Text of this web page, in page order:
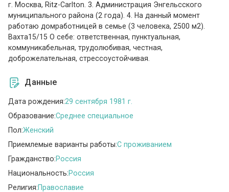
г. Москва, Ritz-Carlton. 3. Администрация Энгельсского
муниципального района (2 года). 4. На данный момент
работаю домработницей в семье (3 человека, 2500 м2).
Вахта15/15 О себе: ответственная, пунктуальная,
коммуникабельная, трудолюбивая, честная,
доброжелательная, стрессоустойчивая.
Данные
Дата рождения:29 сентября 1981 г.
Образование:Среднее специальное
Пол:Женский
Приемлемые варианты работы:C проживанием
Гражданство:Россия
Национальность:Россия
Религия:Православие